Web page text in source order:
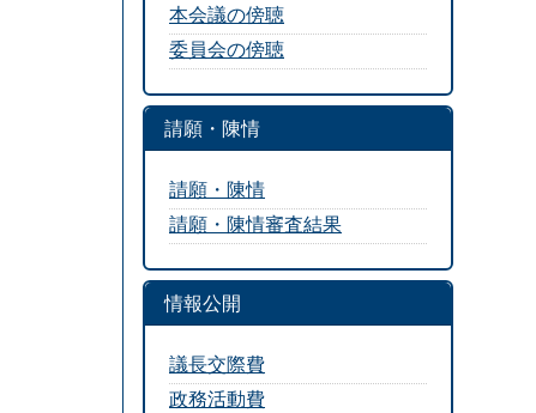
本会議の傍聴
委員会の傍聴
請願・陳情
請願・陳情
請願・陳情審査結果
情報公開
議長交際費
政務活動費